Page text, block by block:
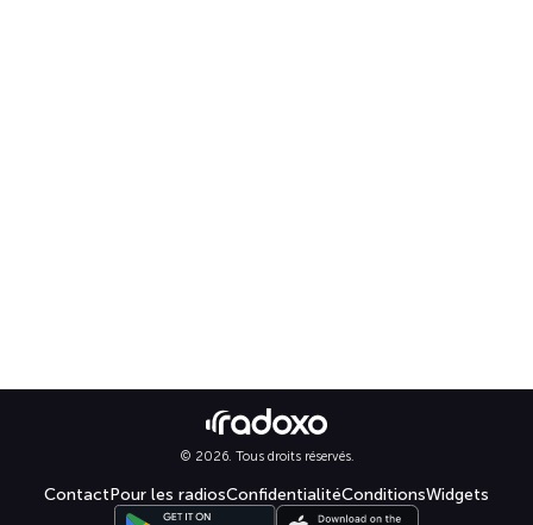
© 2026. Tous droits réservés.
ContactPour les radiosConfidentialitéConditionsWidgets